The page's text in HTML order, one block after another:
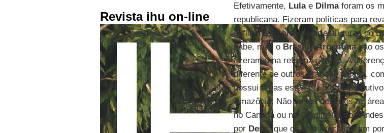
Revista ihu on-line
Efetivamente, Lulae Dilmaforam os
republicana. Fizeram políticas para
suficientes para mudar estruturas do
sabe, mas o Brasil eArgentinasão os
fizeram uma reforma agrária. A
diferente de outros grandes países,
possui áreas estéreis. Tudo é
Amazônia. Não temos desertos ou
no Canadá ou na Cordilheira dos
por Deus, que os anjos reclamaram